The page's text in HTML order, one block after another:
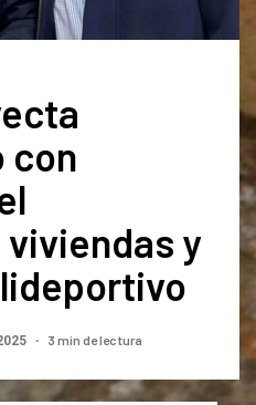
con
y
3 min de lectura